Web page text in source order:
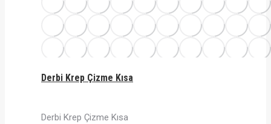
Derbi Krep Çizme Kısa
Derbi Krep Çizme Kısa